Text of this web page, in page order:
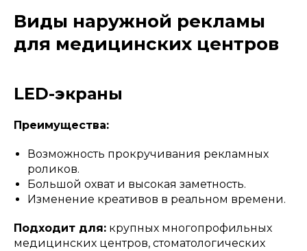
Виды наружной рекламы
для медицинских центров
LED-экраны
Преимущества:
Возможность прокручивания рекламных
роликов.
Большой охват и высокая заметность.
Изменение креативов в реальном времени.
Подходит для: крупных многопрофильных
медицинских центров, стоматологических